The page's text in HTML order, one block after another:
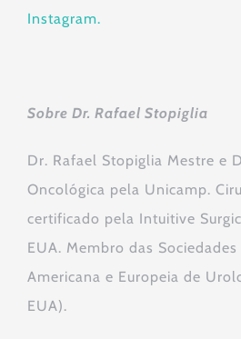
Instagram.
Sobre Dr. Rafael Stopiglia
Dr. Rafael Stopiglia Mestre e
Oncológica pela Unicamp.
certificado pela Intuitive
EUA. Membro das
Americana e Europeia de
EUA).